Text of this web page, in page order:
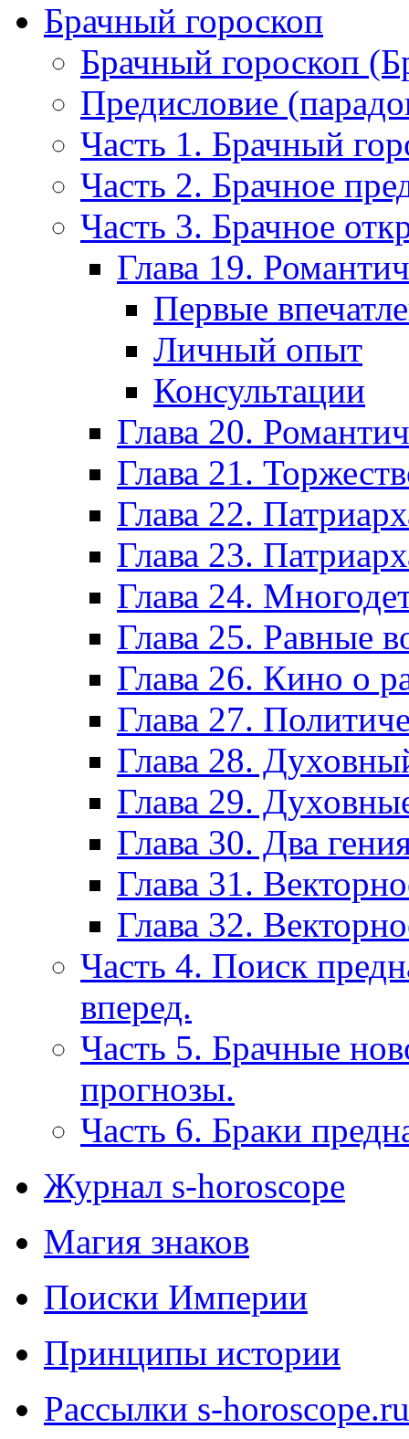
Брачный гороскоп
Брачный гороскоп
Предисловие
Часть 1. Брачный
Часть 2. Брачное
Часть 3. Брачное
Глава 19.
Первые
Личный опыт
Консультации
Глава 20.
Глава 21.
Глава 22.
Глава 23.
Глава 24.
Глава 25. Равные
Глава 26. Кино о
Глава 27.
Глава 28.
Глава 29.
Глава 30. Два
Глава 31.
Глава 32.
Часть 4. Поиск
вперед.
Часть 5. Брачные
прогнозы.
Часть 6. Браки
Журнал s-horoscope
Магия знаков
Поиски Империи
Принципы истории
Рассылки s-horoscope.ru